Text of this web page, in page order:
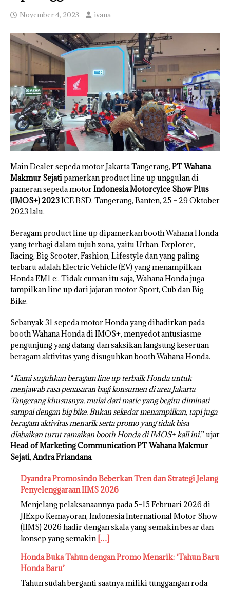
November 4, 2023 ivana
Main Dealer sepeda motor Jakarta Tangerang, PT Wahana
Makmur Sejatipamerkan product line up unggulan di
pameran sepeda motorIndonesia Motorcylce Show Plus
(IMOS+) 2023ICE BSD, Tangerang, Banten, 25 – 29 Oktober
2023 lalu.
Beragam product line up dipamerkan booth Wahana Honda
yang terbagi dalam tujuh zona, yaitu Urban, Explorer,
Racing, Big Scooter, Fashion, Lifestyle dan yang paling
terbaru adalah Electric Vehicle (EV) yang menampilkan
Honda EM1 e:. Tidak cuman itu saja, Wahana Honda juga
tampilkan line up dari jajaran motor Sport, Cub dan Big
Bike.
Sebanyak 31 sepeda motor Honda yang dihadirkan pada
booth Wahana Honda di IMOS+, menyedot antusiasme
pengunjung yang datang dan saksikan langsung keseruan
beragam aktivitas yang disuguhkan booth Wahana Honda.
“Kami suguhkan beragam line up terbaik Honda untuk
menjawab rasa penasaran bagi konsumen di area Jakarta –
Tangerang khususnya, mulai dari matic yang begitu diminati
sampai dengan big bike. Bukan sekedar menampilkan, tapi juga
beragam aktivitas menarik serta promo yang tidak bisa
diabaikan turut ramaikan booth Honda di IMOS+ kali ini,” ujar
Head of Marketing Communication PT Wahana Makmur
Sejati,Andra Friandana.
Dyandra Promosindo Beberkan Tren dan Strategi Jelang
Penyelenggaraan IIMS 2026
Menjelang pelaksanaannya pada 5–15 Februari 2026 di
JIExpo Kemayoran, Indonesia International Motor Show
(IIMS) 2026 hadir dengan skala yang semakin besar dan
konsep yang semakin […]
Honda Buka Tahun dengan Promo Menarik: ‘Tahun Baru
Honda Baru’
Tahun sudah berganti saatnya miliki tunggangan roda